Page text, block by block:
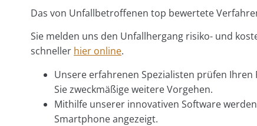
Das von Unfallbetroffenen top bewertete
Sie melden uns den Unfallhergang risiko- und
schneller hier online.
Unsere erfahrenen Spezialisten prüfen
Sie zweckmäßige weitere Vorgehen.
Mithilfe unserer innovativen Software
Smartphone angezeigt.